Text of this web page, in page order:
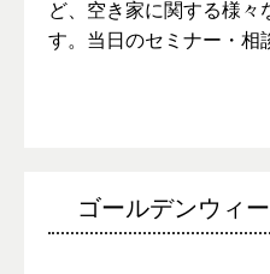
ど、空き家に関する様々
す。当日のセミナー・
ゴールデンウィ